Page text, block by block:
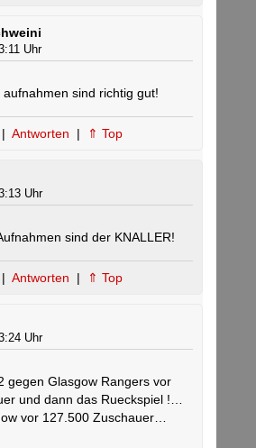
Uhr
sind richtig gut!
| Antworten | ⇑ Top
Uhr
sind der KNALLER!
| Antworten | ⇑ Top
Uhr
gegen Glasgow Rangers vor
und dann das Rueckspiel !…
vor 127.500 Zuschauer…